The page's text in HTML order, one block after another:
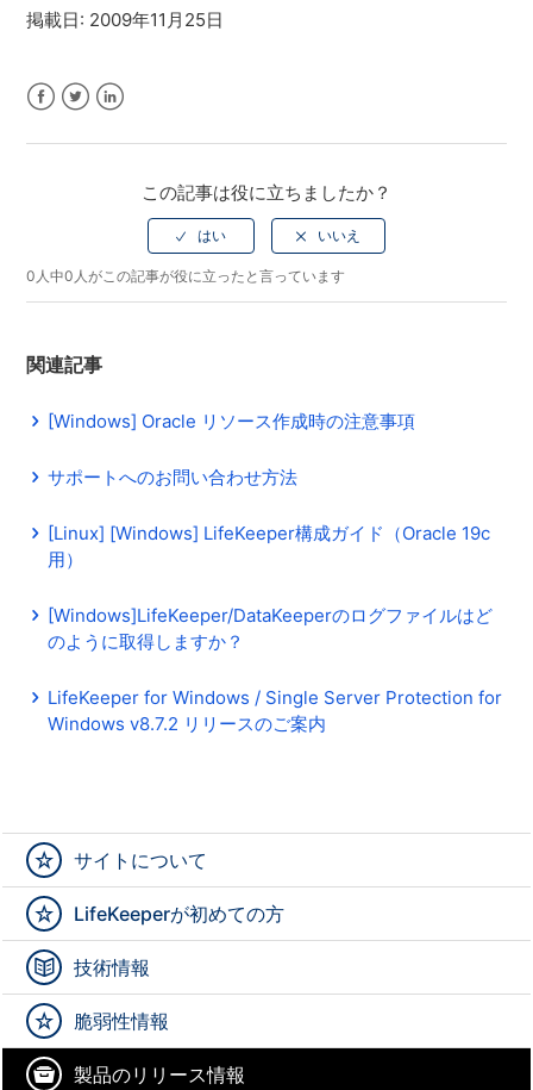
サイトについて
LifeKeeperが初めての方
技術情報
脆弱性情報
製品のリリース情報
掲載日: 2009年11月25日
この記事は役に立ちましたか？
0人中0人がこの記事が役に立ったと言っています
関連記事
[Windows] Oracle リソース作成時の注意事項
サポートへのお問い合わせ方法
[Linux] [Windows] LifeKeeper構成ガイド（Oracle 19c
用）
[Windows]LifeKeeper/DataKeeperのログファイルはど
のように取得しますか？
LifeKeeper for Windows / Single Server Protection for
Windows v8.7.2 リリースのご案内